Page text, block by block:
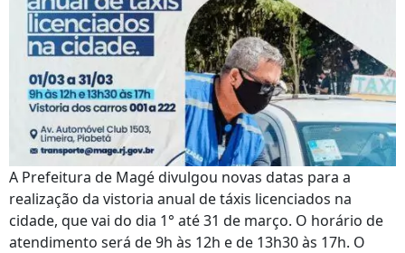
A Prefeitura de Magé divulgou novas datas para a
realização da vistoria anual de táxis licenciados na
cidade, que vai do dia 1° até 31 de março. O horário de
atendimento será de 9h às 12h e de 13h30 às 17h. O